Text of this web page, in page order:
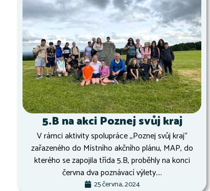
5.B na akci Poznej svůj kraj
V rámci aktivity spolupráce ,,Poznej svůj kraj“
zařazeného do Místního akčního plánu, MAP, do
kterého se zapojila třída 5.B, proběhly na konci
června dva poznávací výlety....
25 června, 2024